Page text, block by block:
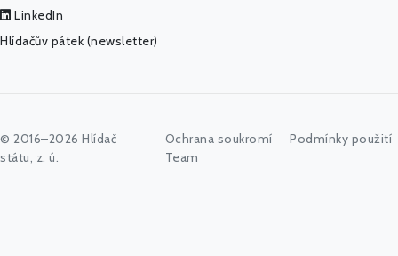
LinkedIn
Hlídačův pátek (newsletter)
© 2016–2026 Hlídač
státu, z. ú.
Ochrana soukromí
Podmínky použití
Team